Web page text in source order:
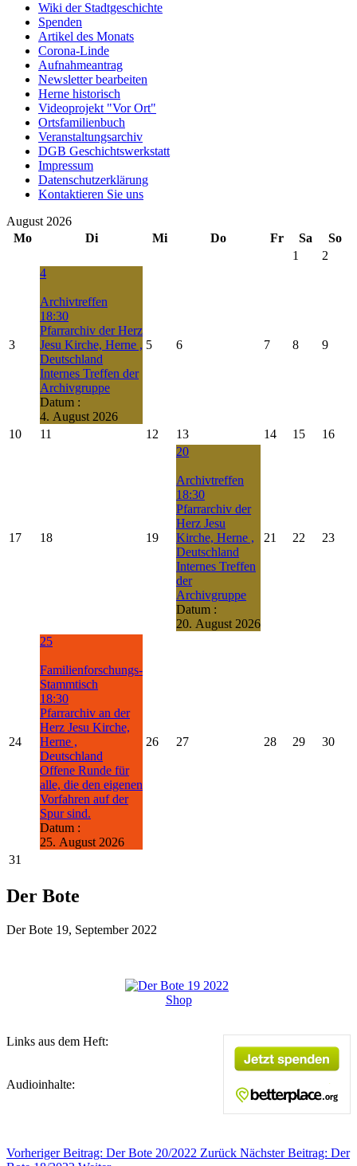
Wiki der Stadtgeschichte
Spenden
Artikel des Monats
Corona-Linde
Aufnahmeantrag
Newsletter bearbeiten
Herne historisch
Videoprojekt "Vor Ort"
Ortsfamilienbuch
Veranstaltungsarchiv
DGB Geschichtswerkstatt
Impressum
Datenschutzerklärung
Kontaktieren Sie uns
August 2026
Mo
Di Mi Do Fr Sa
So
1
2
3
4
Archivtreffen
18:30
Pfarrarchiv der Herz
Jesu Kirche, Herne ,
Deutschland
Internes Treffen der
Archivgruppe
Datum :
4. August 2026
5 6 7 8 9
10 11 12 13 14 15 16
17 18 19
20
Archivtreffen
18:30
Pfarrarchiv der
Herz Jesu
Kirche, Herne ,
Deutschland
Internes Treffen
der
Archivgruppe
Datum :
20. August 2026
21 22 23
24
25
Familienforschungs-
Stammtisch
18:30
Pfarrarchiv an der
Herz Jesu Kirche,
Herne ,
Deutschland
Offene Runde für
alle, die den eigenen
Vorfahren auf der
Spur sind.
Datum :
25. August 2026
26 27 28 29 30
31
Der Bote
Der Bote 19, September 2022
Shop
Links aus dem Heft:
Audioinhalte:
Vorheriger Beitrag: Der Bote 20/2022 Zurück Nächster Beitrag: Der